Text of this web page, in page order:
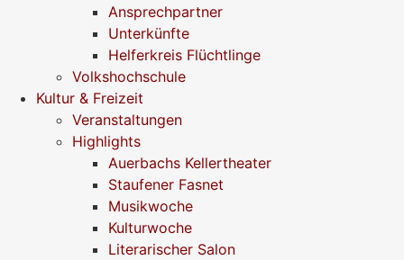
Ansprechpartner
Unterkünfte
Helferkreis Flüchtlinge
Volkshochschule
Kultur & Freizeit
Veranstaltungen
Highlights
Auerbachs Kellertheater
Staufener Fasnet
Musikwoche
Kulturwoche
Literarischer Salon